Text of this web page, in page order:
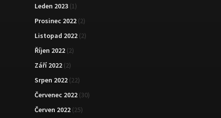
Leden 2023 (1)
Prosinec 2022 (2)
Listopad 2022 (2)
Říjen 2022 (2)
Září 2022 (2)
Srpen 2022 (22)
Červenec 2022 (30)
Červen 2022 (25)